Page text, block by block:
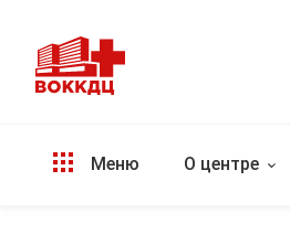
Меню О центре